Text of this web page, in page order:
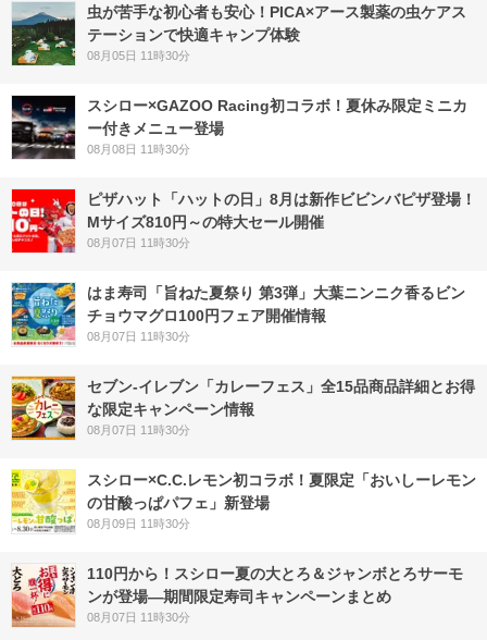
虫が苦手な初心者も安心！PICA×アース製薬の虫ケアス
テーションで快適キャンプ体験
08月05日 11時30分
スシロー×GAZOO Racing初コラボ！夏休み限定ミニカ
ー付きメニュー登場
08月08日 11時30分
ピザハット「ハットの日」8月は新作ビビンバピザ登場！
Mサイズ810円～の特大セール開催
08月07日 11時30分
はま寿司「旨ねた夏祭り 第3弾」大葉ニンニク香るビン
チョウマグロ100円フェア開催情報
08月07日 11時30分
セブン‐イレブン「カレーフェス」全15品商品詳細とお得
な限定キャンペーン情報
08月07日 11時30分
スシロー×C.C.レモン初コラボ！夏限定「おいしーレモン
の甘酸っぱパフェ」新登場
08月09日 11時30分
110円から！スシロー夏の大とろ＆ジャンボとろサーモ
ンが登場―期間限定寿司キャンペーンまとめ
08月07日 11時30分